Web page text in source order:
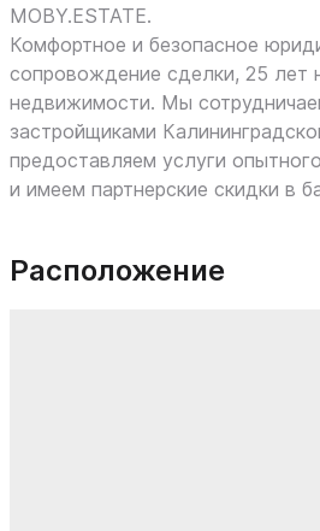
MOBY.ESTATE.
Комфортное и безопасное
сопровождение сделки, 25 лет
недвижимости. Мы
застройщиками
предоставляем услуги
и имеем партнерские скидки в
Расположение